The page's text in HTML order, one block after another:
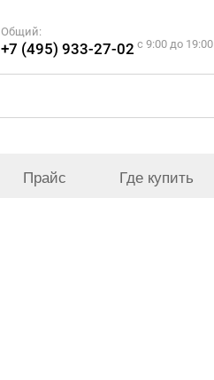
Общий:
+7 (495) 933-27-02 c 9:00 до 19:00
Прайс Где купить